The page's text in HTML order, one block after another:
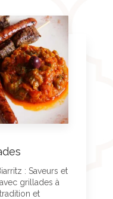
: Saveurs et
grillades à
et